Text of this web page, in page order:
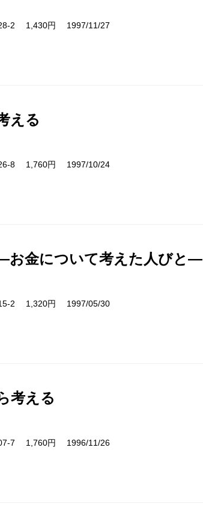
2 1,430円 1997/11/27
える
8 1,760円 1997/10/24
お金について考えた人びと―
2 1,320円 1997/05/30
考える
7 1,760円 1996/11/26